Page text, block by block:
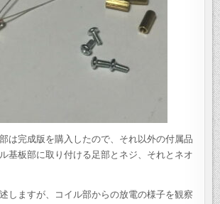
は完成版を購入したので、それ以外の付属品
基板部に取り付ける足部とネジ、それとネオ
しますが、コイル部からの放電の様子を観察